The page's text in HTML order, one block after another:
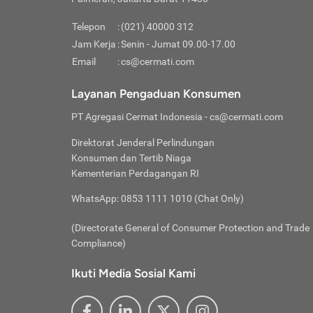
rendah
Jika
Kredit
Telepon :(021) 40000 312
Jam Kerja :Senin - Jumat 09.00-17.00
Email
:cs@cermati.com
Layanan Pengaduan Konsumen
PT Agregasi Cermat Indonesia - cs@cermati.com
Direktorat Jenderal Perlindungan
Konsumen dan Tertib Niaga
Kementerian Perdagangan RI
WhatsApp: 0853 1111 1010 (Chat Only)
(Directorate General of Consumer Protection and Trade
Compliance)
Ikuti Media Sosial Kami